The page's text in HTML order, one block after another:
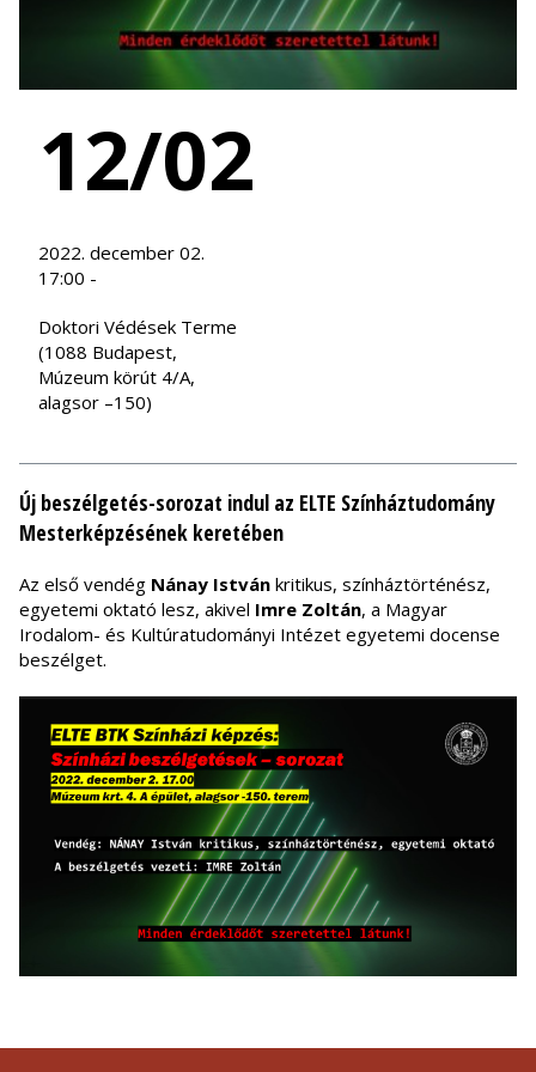
12/02
2022. december 02.
17:00 -
Doktori Védések Terme
(1088 Budapest,
Múzeum körút 4/A,
alagsor –150)
Új beszélgetés-sorozat indul az ELTE Színháztudomány
Mesterképzésének keretében
Az első vendég Nánay István kritikus, színháztörténész,
egyetemi oktató lesz, akivel Imre Zoltán, a Magyar
Irodalom- és Kultúratudományi Intézet egyetemi docense
beszélget.